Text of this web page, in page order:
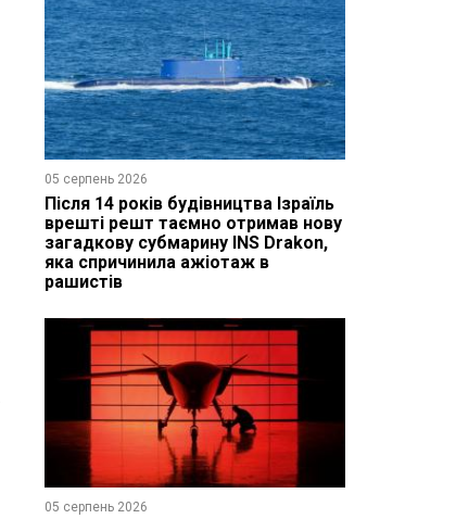
05 серпень 2026
Після 14 років будівництва Ізраїль
врешті решт таємно отримав нову
загадкову субмарину INS Drakon,
яка спричинила ажіотаж в
рашистів
05 серпень 2026